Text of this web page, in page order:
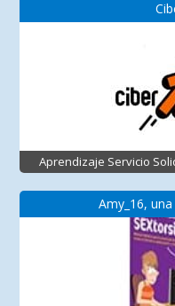
Aprendizaje Servicio
Amy_16,